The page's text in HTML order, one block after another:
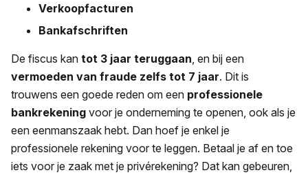
Verkoopfacturen
Bankafschriften
De fiscus kan tot 3 jaar teruggaan , en bij een
vermoeden van fraude zelfs tot 7 jaar. Dit is
trouwens een goede reden om een professionele
bankrekening voor je onderneming te openen, ook als je
een eenmanszaak hebt. Dan hoef je enkel je
professionele rekening voor te leggen. Betaal je af en toe
iets voor je zaak met je privérekening? Dat kan gebeuren,